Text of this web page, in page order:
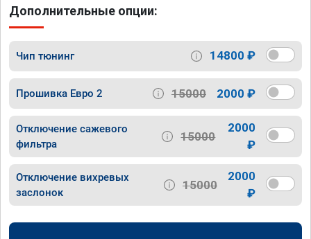
Дополнительные опции:
Чип тюнинг 14800 ₽
Прошивка Евро 2 15000 2000 ₽
Отключение сажевого
фильтра
15000
2000
₽
Отключение вихревых
заслонок
15000
2000
₽